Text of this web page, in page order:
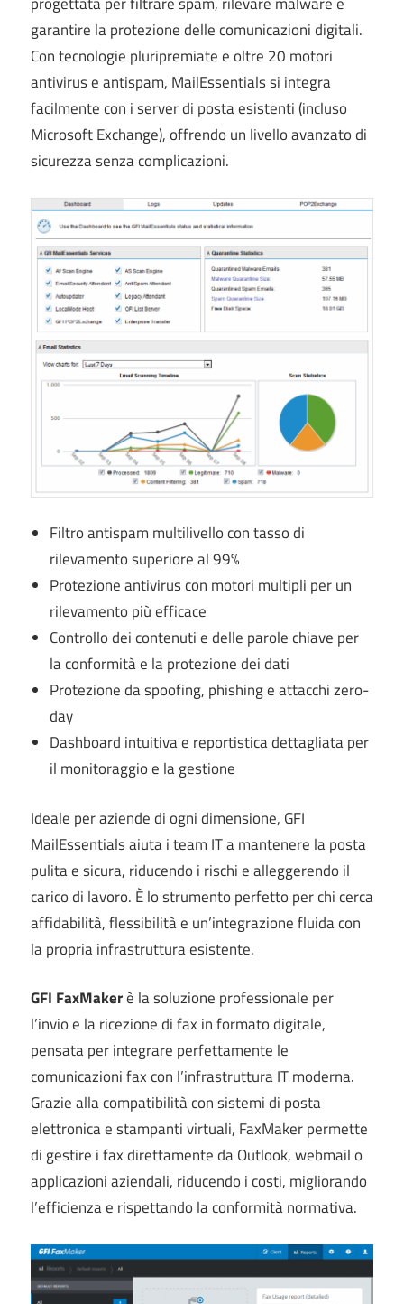
garantire la protezione delle comunicazioni digitali.
Con tecnologie pluripremiate e oltre 20 motori
antivirus e antispam, MailEssentials si integra
facilmente con i server di posta esistenti (incluso
Microsoft Exchange), offrendo un livello avanzato di
sicurezza senza complicazioni.
Filtro antispam multilivello con tasso di
rilevamento superiore al 99%
Protezione antivirus con motori multipli per un
rilevamento più efficace
Controllo dei contenuti e delle parole chiave per
la conformità e la protezione dei dati
Protezione da spoofing, phishing e attacchi zero-
day
Dashboard intuitiva e reportistica dettagliata per
il monitoraggio e la gestione
Ideale per aziende di ogni dimensione, GFI
MailEssentials aiuta i team IT a mantenere la posta
pulita e sicura, riducendo i rischi e alleggerendo il
carico di lavoro. È lo strumento perfetto per chi cerca
affidabilità, flessibilità e un’integrazione fluida con
la propria infrastruttura esistente.
GFI FaxMakerè la soluzione professionale per
l’invio e la ricezione di fax in formato digitale,
pensata per integrare perfettamente le
comunicazioni fax con l’infrastruttura IT moderna.
Grazie alla compatibilità con sistemi di posta
elettronica e stampanti virtuali, FaxMaker permette
di gestire i fax direttamente da Outlook, webmail o
applicazioni aziendali, riducendo i costi, migliorando
l’efficienza e rispettando la conformità normativa.